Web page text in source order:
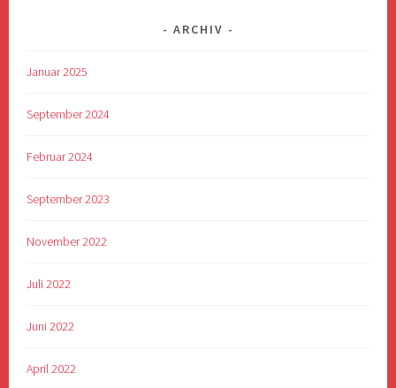
ARCHIV
Januar 2025
September 2024
Februar 2024
September 2023
November 2022
Juli 2022
Juni 2022
April 2022